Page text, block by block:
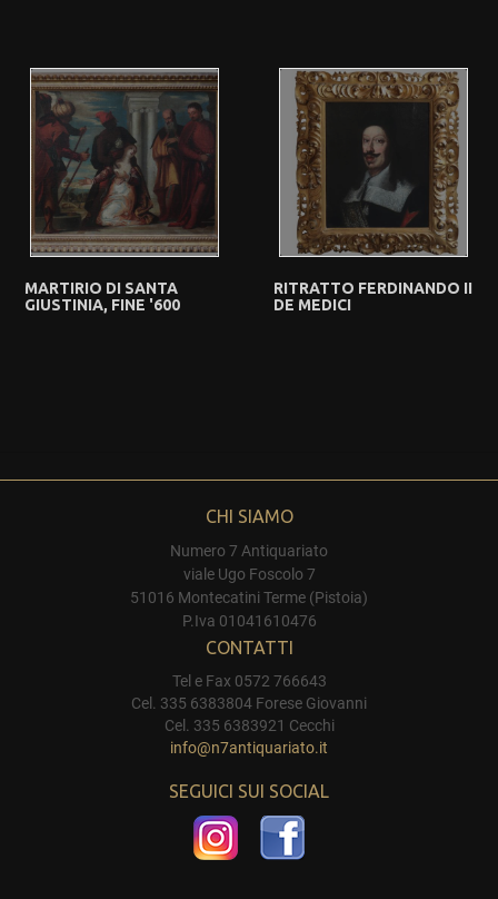
MARTIRIO DI SANTA
GIUSTINIA, FINE '600
RITRATTO FERDINANDO II
DE MEDICI
CHI SIAMO
Numero 7 Antiquariato
viale Ugo Foscolo 7
51016 Montecatini Terme (Pistoia)
P.Iva 01041610476
CONTATTI
Tel e Fax 0572 766643
Cel. 335 6383804 Forese Giovanni
Cel. 335 6383921 Cecchi
info@n7antiquariato.it
SEGUICI SUI SOCIAL